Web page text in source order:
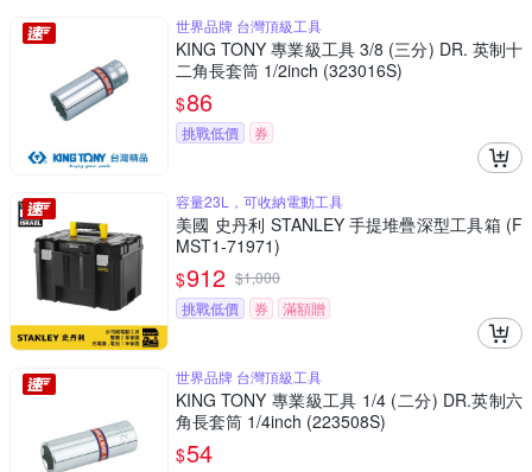
世界品牌 台灣頂級工具
KING TONY 專業級工具 3/8 (三分) DR. 英制十
二角長套筒 1/2inch (323016S)
$86
挑戰低價 券
容量23L，可收納電動工具
美國 史丹利 STANLEY 手提堆疊深型工具箱 (F
MST1-71971)
$912 $1,000
挑戰低價
券 滿額贈
世界品牌 台灣頂級工具
KING TONY 專業級工具 1/4 (二分) DR.英制六
角長套筒 1/4inch (223508S)
$54